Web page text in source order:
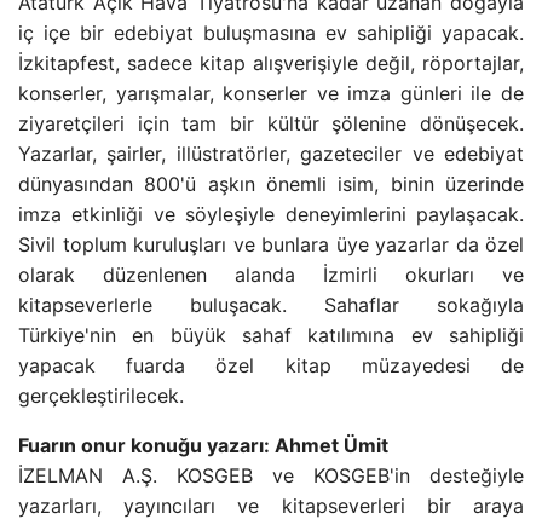
iç içe bir edebiyat buluşmasına ev sahipliği yapacak.
İzkitapfest, sadece kitap alışverişiyle değil, röportajlar,
konserler, yarışmalar, konserler ve imza günleri ile de
ziyaretçileri için tam bir kültür şölenine dönüşecek.
Yazarlar, şairler, illüstratörler, gazeteciler ve edebiyat
dünyasından 800'ü aşkın önemli isim, binin üzerinde
imza etkinliği ve söyleşiyle deneyimlerini paylaşacak.
Sivil toplum kuruluşları ve bunlara üye yazarlar da özel
olarak düzenlenen alanda İzmirli okurları ve
kitapseverlerle buluşacak. Sahaflar sokağıyla
Türkiye'nin en büyük sahaf katılımına ev sahipliği
yapacak fuarda özel kitap müzayedesi de
gerçekleştirilecek.
Fuarın onur konuğu yazarı: Ahmet Ümit
İZELMAN A.Ş. KOSGEB ve KOSGEB'in desteğiyle
yazarları, yayıncıları ve kitapseverleri bir araya